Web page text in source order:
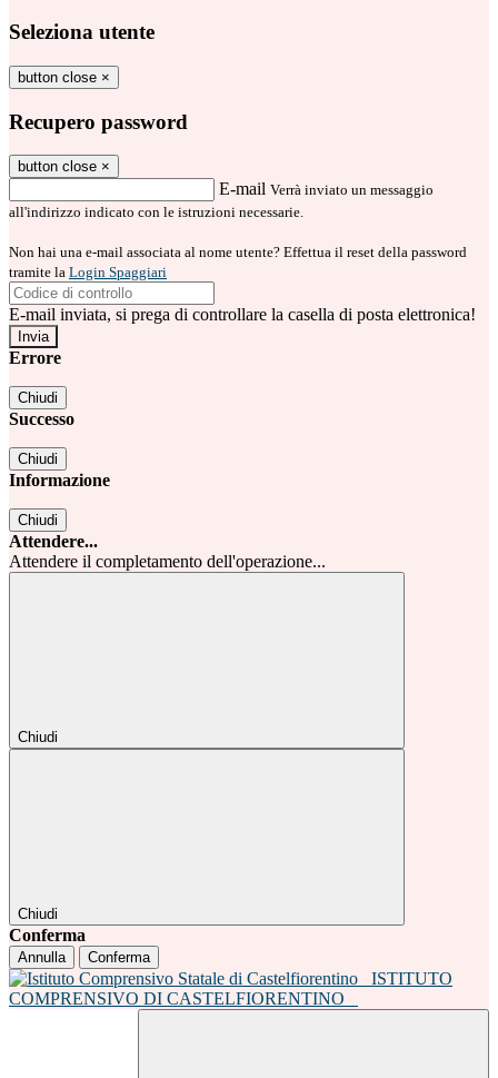
Seleziona utente
button close ×
Recupero password
button close ×
E-mail Verrà inviato un messaggio
all'indirizzo indicato con le istruzioni necessarie.
Non hai una e-mail associata al nome utente? Effettua il reset della password
tramite la Login Spaggiari
E-mail inviata, si prega di controllare la casella di posta elettronica!
Errore
Chiudi
Successo
Chiudi
Informazione
Chiudi
Attendere...
Attendere il completamento dell'operazione...
Chiudi
Chiudi
Conferma
Annulla Conferma
ISTITUTO
COMPRENSIVO DI CASTELFIORENTINO